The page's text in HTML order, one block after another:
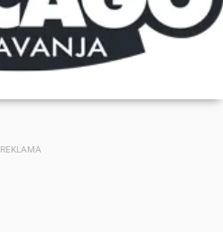
REKLAMA